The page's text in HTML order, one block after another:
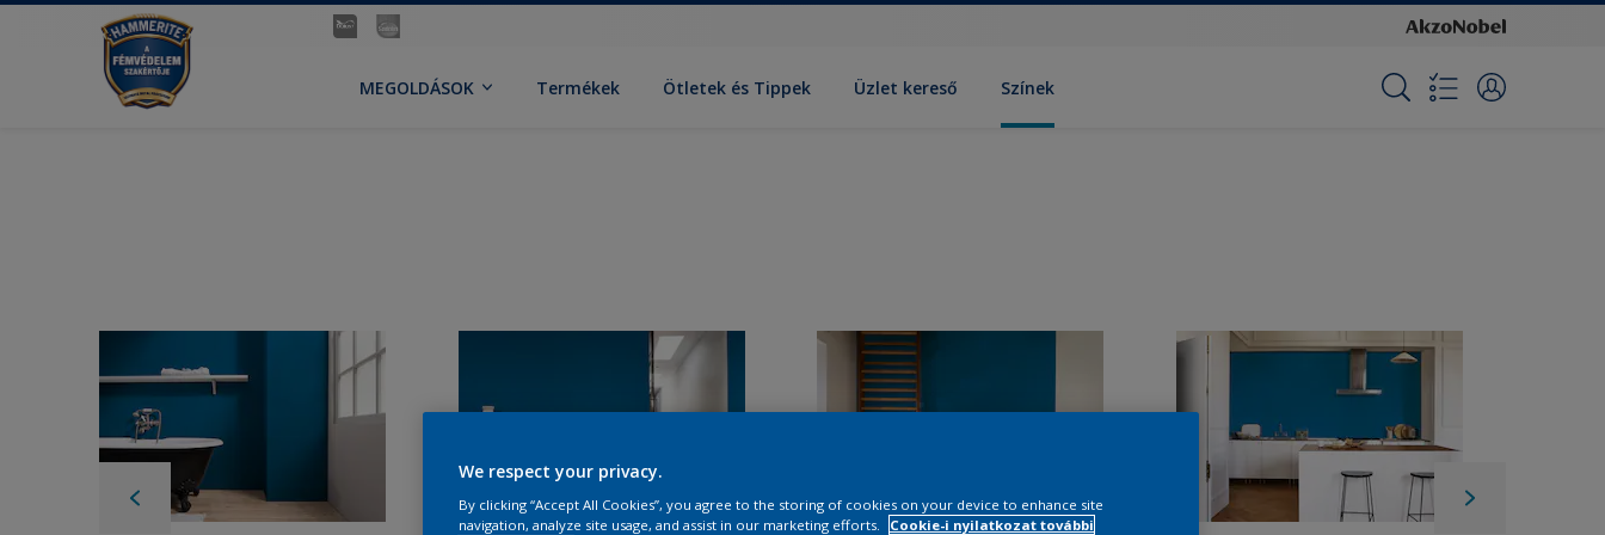
MEGOLDÁSOK Termékek Ötletek és Tippek Üzlet kereső Színek
We respect your privacy.
By clicking “Accept All Cookies”, you agree to the storing of cookies on your device to enhance site
navigation, analyze site usage, and assist in our marketing efforts.
Cookie-i nyilatkozat további